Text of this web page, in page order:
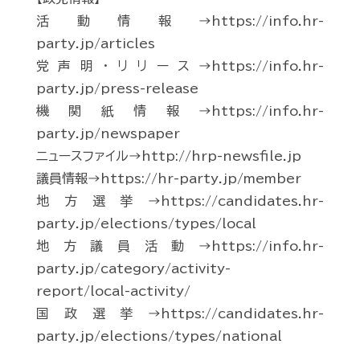
活動情報→https://info.hr-
party.jp/articles
党声明・リリース→https://info.hr-
party.jp/press-release
機関紙情報→https://info.hr-
party.jp/newspaper
ニュースファイル→http://hrp-newsfile.jp
議員情報→https://hr-party.jp/member
地方選挙→https://candidates.hr-
party.jp/elections/types/local
地方議員活動→https://info.hr-
party.jp/category/activity-
report/local-activity/
国政選挙→https://candidates.hr-
party.jp/elections/types/national